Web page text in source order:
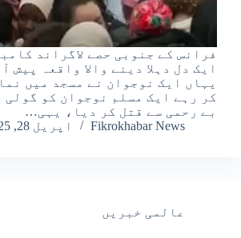
فرانس کے جنوبی حصے لاگراند
ایک دل دہلا دینے والا واقعہ پیش
یہاں ایک نوجوان نے مسجد میں
کر رہے ایک مسلم نوجوان کو گولی
بے رحمی سے قتل کر دیا، یہی…
Fikrokhabar News
اپریل 28, 2025
عالمی خبریں